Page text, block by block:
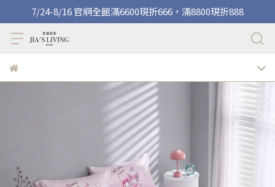
7/24-8/16 官網全館滿6600現折666，滿8800現折888